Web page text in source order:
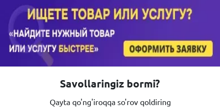
Savollaringiz bormi?
Qayta qo'ng'iroqqa so'rov qoldiring